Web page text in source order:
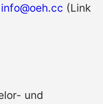
info@oeh.cc (Link
und